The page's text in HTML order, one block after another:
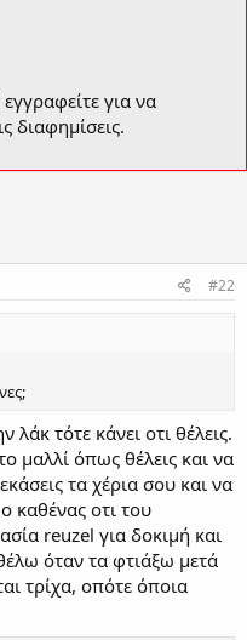
για να
διαφημίσεις.
#22
λάκ τότε κάνει οτι θέλεις.
μαλλί όπως θέλεις και να
τα χέρια σου και να
καθένας οτι του
reuzel για δοκιμή και
όταν τα φτιάξω μετά
τρίχα, οπότε όποια